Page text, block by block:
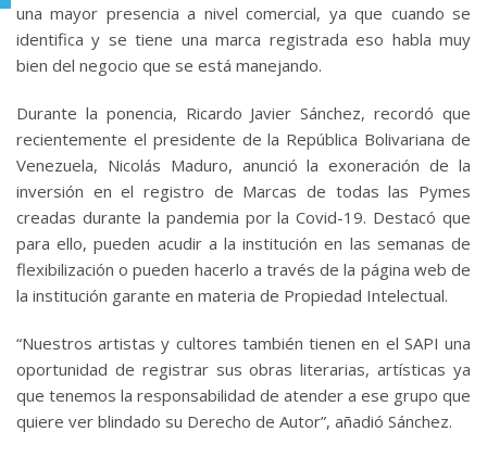
una mayor presencia a nivel comercial, ya que cuando se
identifica y se tiene una marca registrada eso habla muy
bien del negocio que se está manejando.
Durante la ponencia, Ricardo Javier Sánchez, recordó que
recientemente el presidente de la República Bolivariana de
Venezuela, Nicolás Maduro, anunció la exoneración de la
inversión en el registro de Marcas de todas las Pymes
creadas durante la pandemia por la Covid-19. Destacó que
para ello, pueden acudir a la institución en las semanas de
flexibilización o pueden hacerlo a través de la página web de
la institución garante en materia de Propiedad Intelectual.
“Nuestros artistas y cultores también tienen en el SAPI una
oportunidad de registrar sus obras literarias, artísticas ya
que tenemos la responsabilidad de atender a ese grupo que
quiere ver blindado su Derecho de Autor”, añadió Sánchez.